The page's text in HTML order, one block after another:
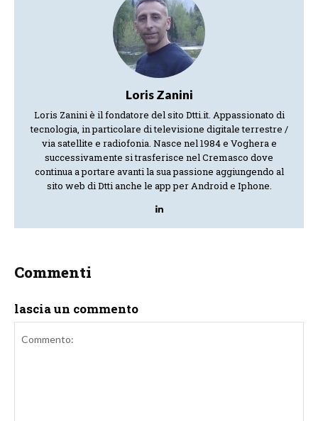
Loris Zanini
Loris Zanini è il fondatore del sito Dtti.it. Appassionato di
tecnologia, in particolare di televisione digitale terrestre /
via satellite e radiofonia. Nasce nel 1984 e Voghera e
successivamente si trasferisce nel Cremasco dove
continua a portare avanti la sua passione aggiungendo al
sito web di Dtti anche le app per Android e Iphone.
Commenti
lascia un commento